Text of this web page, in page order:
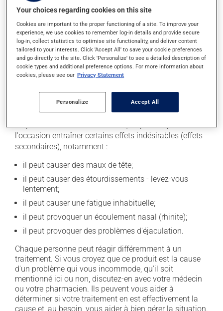
rattraper. Ce médicament doit être pris après un repas,
une fois celui-ci terminé.
La prise d'alcool peut augmenter l'effet de ce produit. Il
est donc recommandé d'en consommer avec
modération. Afin de savoir quelle quantité d'alcool
vous est permise, veuillez en discuter avec votre
pharmacien ou votre médecin.
Effets indésirables
En plus de ses effets recherchés, ce produit peut à
l'occasion entraîner certains effets indésirables (effets
secondaires), notamment :
il peut causer des maux de tête;
il peut causer des étourdissements - levez-vous
lentement;
il peut causer une fatigue inhabituelle;
il peut provoquer un écoulement nasal (rhinite);
il peut provoquer des problèmes d'éjaculation.
Chaque personne peut réagir différemment à un
traitement. Si vous croyez que ce produit est la cause
d'un problème qui vous incommode, qu'il soit
mentionné ici ou non, discutez-en avec votre médecin
ou votre pharmacien. Ils peuvent vous aider à
déterminer si votre traitement en est effectivement la
cause et, au besoin, vous aider à bien gérer la situation.
Your choices regarding cookies on this site
Cookies are important to the proper functioning of a site. To improve your
experience, we use cookies to remember log-in details and provide secure
log-in, collect statistics to optimise site functionality, and deliver content
tailored to your interests. Click 'Accept All' to save your cookie preferences
and go directly to the site. Click 'Personalize' to see a detailed description of
cookie types and additional preference options. For more information about
cookies, please see our Privacy Statement
Personalize Accept All